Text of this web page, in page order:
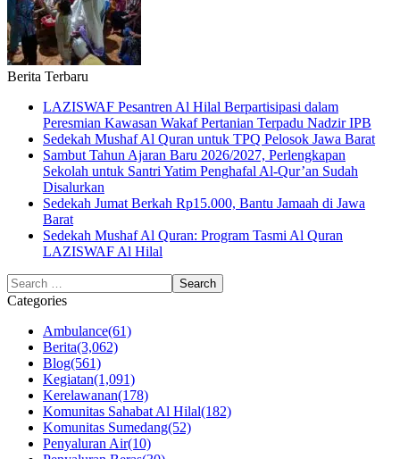
Berita Terbaru
LAZISWAF Pesantren Al Hilal Berpartisipasi dalam
Peresmian Kawasan Wakaf Pertanian Terpadu Nadzir IPB
Sedekah Mushaf Al Quran untuk TPQ Pelosok Jawa Barat
Sambut Tahun Ajaran Baru 2026/2027, Perlengkapan
Sekolah untuk Santri Yatim Penghafal Al-Qur’an Sudah
Disalurkan
Sedekah Jumat Berkah Rp15.000, Bantu Jamaah di Jawa
Barat
Sedekah Mushaf Al Quran: Program Tasmi Al Quran
LAZISWAF Al Hilal
Categories
Ambulance(61)
Berita(3,062)
Blog(561)
Kegiatan(1,091)
Kerelawanan(178)
Komunitas Sahabat Al Hilal(182)
Komunitas Sumedang(52)
Penyaluran Air(10)